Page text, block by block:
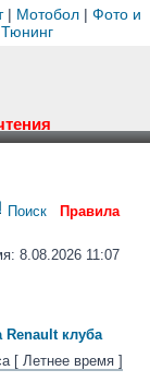
| Мотобол | Фото и
Тюнинг
Поиск Правила
8.08.2026 11:07
Renault клуба
[ Летнее время ]